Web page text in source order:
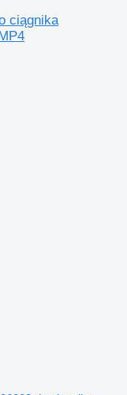
ciągnika